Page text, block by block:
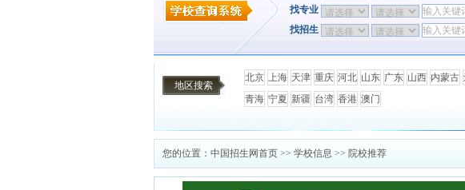
找专业
找招生
地区搜索
北京 上海 天津 重庆 河北 山东 广东 山西 内蒙古
青海 宁夏 新疆 台湾 香港 澳门
您的位置： 中国招生网首页 >> 学校信息 >> 院校推荐